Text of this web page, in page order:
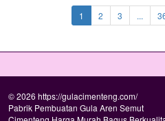
1 (current)
2 3 ...
© 2026 https://gulacimenteng.com/
Pabrik Pembuatan Gula Aren Semut